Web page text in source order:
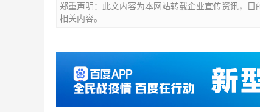
郑重声明：此文内容为本网站转载企业宣传资讯，
相关内容。